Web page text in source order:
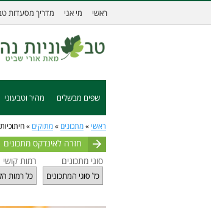
ראשי מי אני מדריך מסעדות
שפים מבשלים מהיר וטבעוני
ראשי » מתכונים » מתוקים »
חזרה לאינדקס מתכונים
סוגי מתכונים
רמות קושי